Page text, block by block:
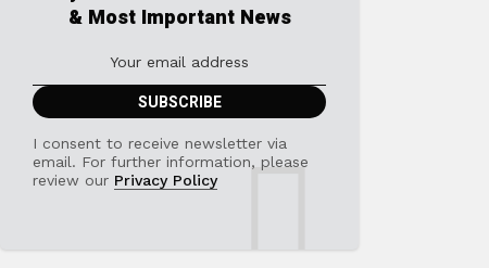
& Most Important News
I consent to receive newsletter via
email. For further information, please
review our Privacy Policy